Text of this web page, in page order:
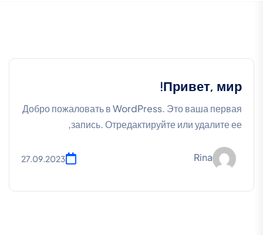
Привет, мир!
Добро пожаловать в WordPress. Это ваша первая
запись. Отредактируйте или удалите ее,
Rina
27.09.2023